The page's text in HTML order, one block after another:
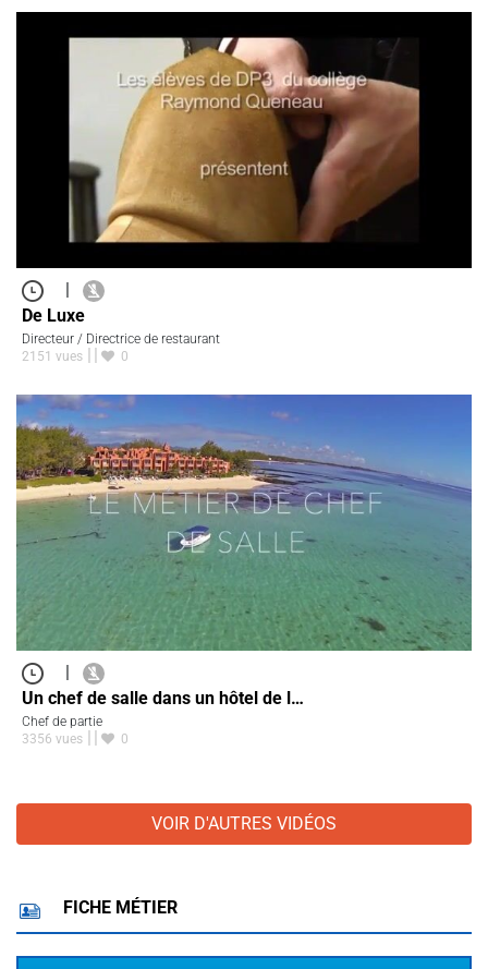
|
De Luxe
Directeur / Directrice de restaurant
2151 vues
0
Un chef de salle dans un hôtel de l…
Chef de partie
3356 vues
0
VOIR D'AUTRES VIDÉOS
FICHE MÉTIER